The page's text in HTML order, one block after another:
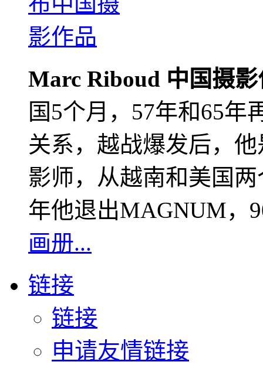
Marc Riboud 中国摄
国5个月，57年和65年
关系，越战爆发后，
影师，从越南和美国
年他退出MAGNUM，
画册...
链接
链接
申请友情链接